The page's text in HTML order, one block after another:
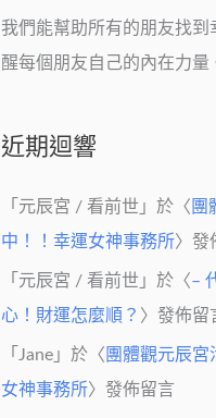
我們能幫助所有的朋友找
醒每個朋友自己的內在力量
近期迴響
「 元辰宮 / 看前世 」於〈 團
中！！幸運女神事務所〉發
「 元辰宮 / 看前世 」於〈–
心！財運怎麼順？ 〉發佈留
「 Jane 」於〈 團體觀元辰
女神事務所〉發佈留言